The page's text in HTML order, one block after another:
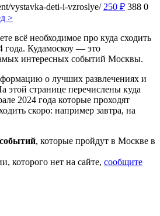
vystavka-deti-i-vzroslye/ 250 ₽ 388 0
>
всё необходимое про куда сходить
года. Кудамоскоу — это
интересных событий Москвы.
о лучших развлечениях и
странице перечислены куда
2024 года которые проходят
скоро: например завтра, на
, которые пройдут в Москве в
которого нет на сайте, сообщите